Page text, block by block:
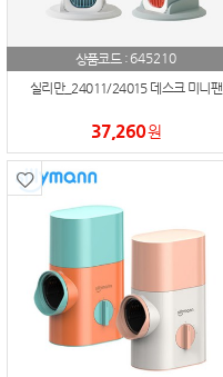
상품코드 : 645210
실리만_24011/24015 데스크 미니팬
37,260원